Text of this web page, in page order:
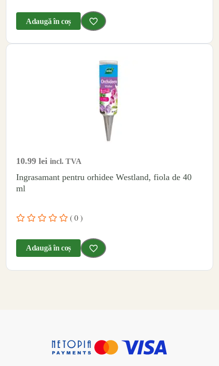
Adaugă în coș
10.99 lei incl. TVA
Ingrasamant pentru orhidee Westland, fiola de 40
ml
( 0 )
Adaugă în coș